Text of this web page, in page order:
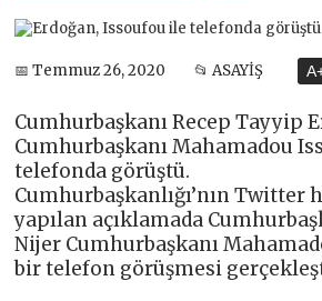
📅 Temmuz 26, 2020 📂 ASAYİŞ
Cumhurbaşkanı Recep Tayyip
Cumhurbaşkanı Mahamadou
telefonda görüştü.
Cumhurbaşkanlığı’nın Twitter
yapılan açıklamada
Nijer Cumhurbaşkanı
bir telefon görüşmesi